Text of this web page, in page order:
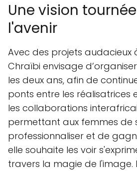
Une vision
l'avenir
Avec des projets audacieux
Chraïbi envisage
les deux ans, afin de
ponts entre les réalisatrices
les collaborations
permettant aux femmes de
professionnaliser et de
elle souhaite les voir
travers la magie de l'image.